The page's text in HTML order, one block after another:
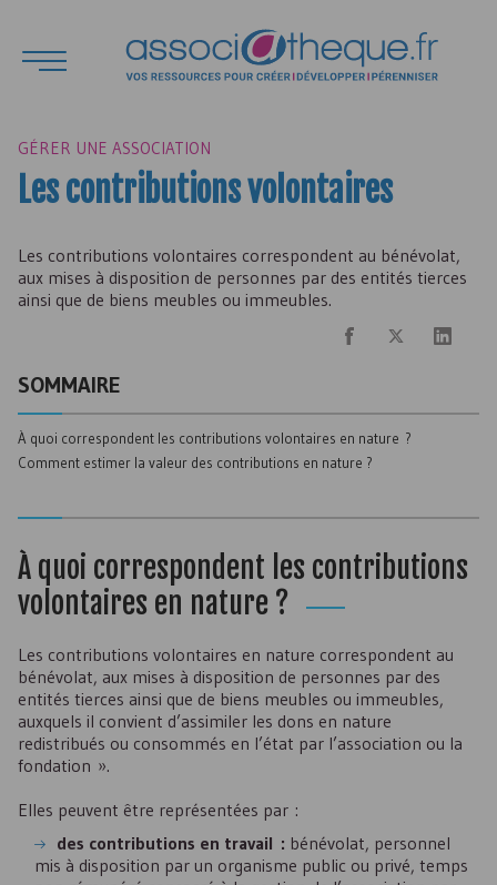
GÉRER UNE ASSOCIATION
Les contributions volontaires
Les contributions volontaires correspondent au bénévolat,
aux mises à disposition de personnes par des entités tierces
ainsi que de biens meubles ou immeubles.
SOMMAIRE
À quoi correspondent les contributions volontaires en nature ?
Comment estimer la valeur des contributions en nature ?
À quoi correspondent les contributions
volontaires en nature ?
Les contributions volontaires en nature correspondent au
bénévolat, aux mises à disposition de personnes par des
entités tierces ainsi que de biens meubles ou immeubles,
auxquels il convient d’assimiler les dons en nature
redistribués ou consommés en l’état par l’association ou la
fondation ».
Elles peuvent être représentées par :
des contributions en travail : bénévolat, personnel
mis à disposition par un organisme public ou privé, temps